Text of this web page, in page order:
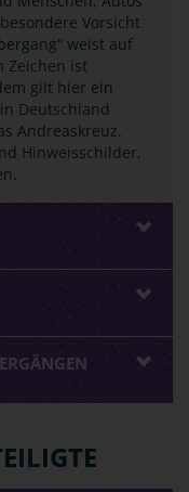
Vorsicht
weist auf
Zeichen ist
gilt hier ein
Deutschland
Andreaskreuz.
Hinweisschilder,